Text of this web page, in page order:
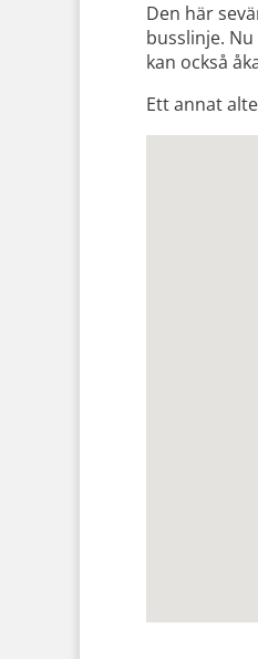
Den här
busslinje.
kan också
Ett annat